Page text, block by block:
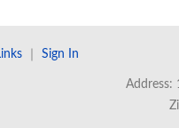
Sign In
Address: